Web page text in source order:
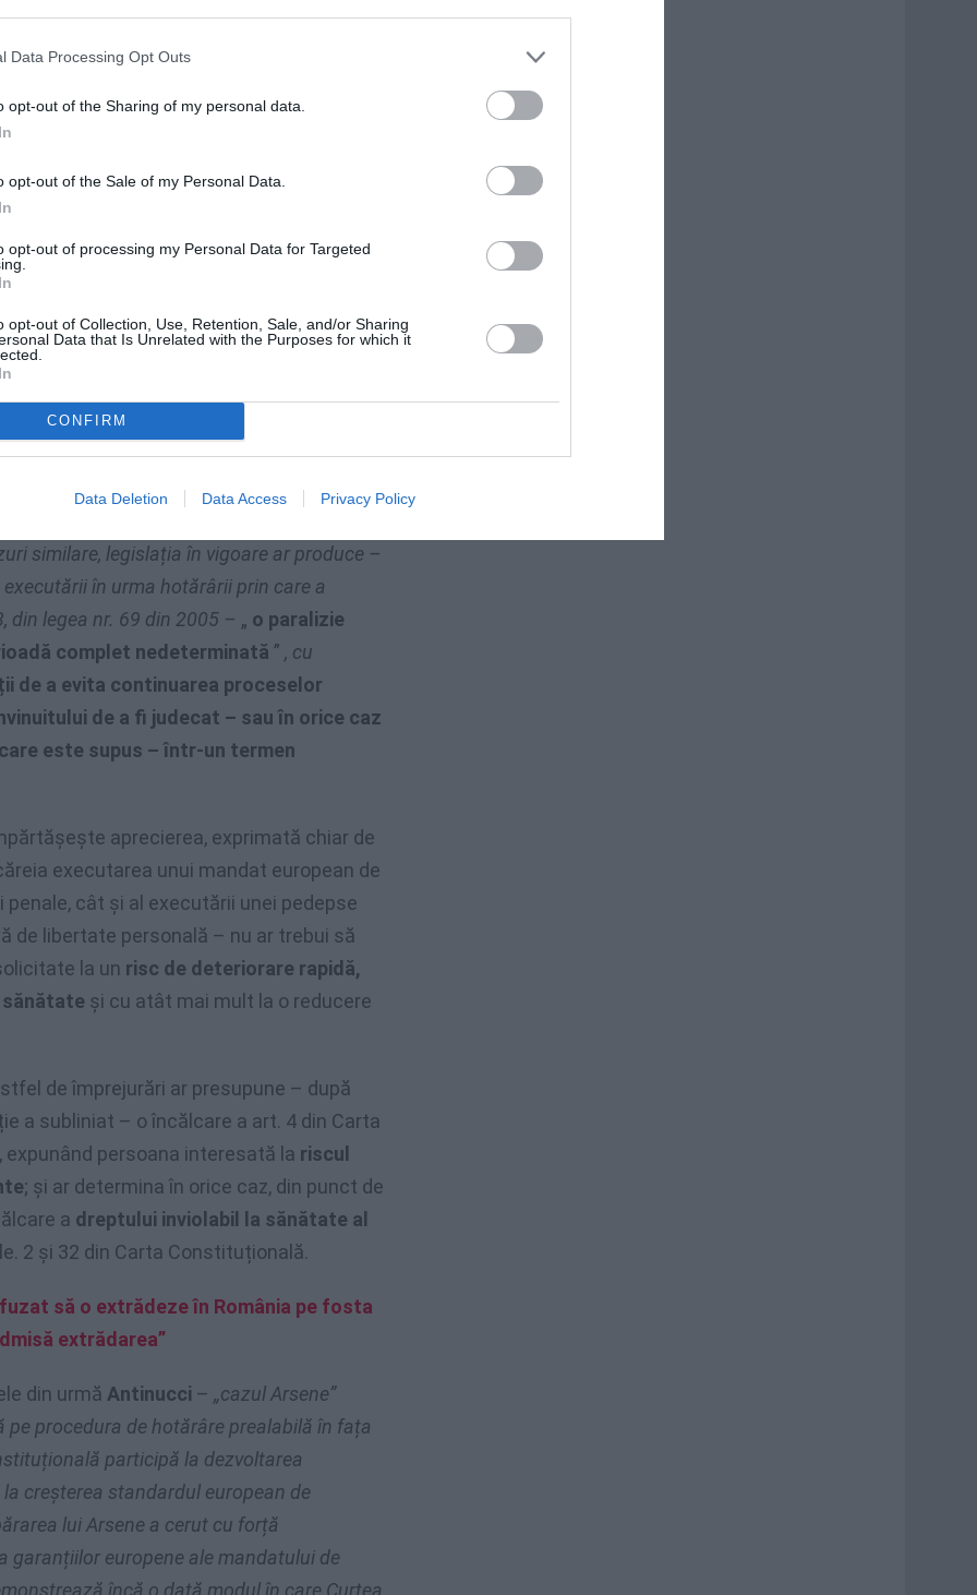
Data Processing Opt Outs
opt-out of the Sharing of my personal data.
opt-out of the Sale of my Personal Data.
opt-out of processing my Personal Data for Targeted
opt-out of Collection, Use, Retention, Sale, and/or Sharing
Data that Is Unrelated with the Purposes for which it
CONFIRM
Data Deletion Data Access Privacy Policy
fundamentale, liber de existența
de emisie. Aceasta este o schimbare
de arestare și afirmă
independentă, drepturile fundamentale
ce urmează a fi predată, în armonie cu
în această chestiune ”.
urmează să fie predat autorităților
extrădării lui Ionel Arsene
presă: „Neprezentarea unui motiv de refuz
interesate, în cazul unei boli cronice și
principiul duratei rezonabile a procesului
similare, legislația în vigoare ar produce –
în urma hotărârii prin care a
din legea nr. 69 din 2005 – „ o paralizie
complet nedeterminată ” , cu
de a evita continuarea proceselor
de a fi judecat – sau în orice caz
este supus – într-un termen
aprecierea, exprimată chiar de
executarea unui mandat european de
cât și al executării unei pedepse
de libertate personală – nu ar trebui să
la un risc de deteriorare rapidă,
și cu atât mai mult la o reducere
de împrejurări ar presupune – după
a subliniat – o încălcare a art. 4 din Carta
expunând persoana interesată la riscul
; și ar determina în orice caz, din punct de
a dreptului inviolabil la sănătate al
2 și 32 din Carta Constituțională.
să o extrădeze în România pe fosta
extrădarea”
din urmă Antinucci – „cazul Arsene”
procedura de hotărâre prealabilă în fața
participă la dezvoltarea
creșterea standardul european de
lui Arsene a cerut cu forță
garanțiilor europene ale mandatului de